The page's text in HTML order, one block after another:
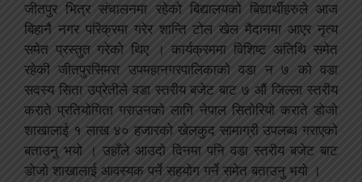
जीतपुर भित्र संचालनमा रहेको बिद्यालयको बिद्यार्थीहरुले आज
बिहानै नगर परिक्रमा गरेर शान्ति टोल खेल मैदानमा आएर नृत्य
समेत प्रस्तुत गरेको थिए । कार्यक्रममा विशिष्ट अतिथि समेत
रहेकी जीतपुरसिमरा उपमहानगरपालिकाको वडा न ७ को वडा
सदस्य सिता उप्रेतीले वडा स्तरीय बजेट बाट ७ औं जिल्ला स्तरीय
कराते प्रतियोगिता गराउनको लागि नेपाल सितोरियो कराते डोजो
शाखालाई १ लाख ४० हजारको खेलकुद सामाग्री उपलब्ध गराएको
बताउनु भयो । उहाँले आउदो दिनमा पनि वडा स्तरीय बजेट बाट
डोजो शाखालाई आवस्यक पर्ने सहयोग गर्ने समेत बताउनु भयो ।